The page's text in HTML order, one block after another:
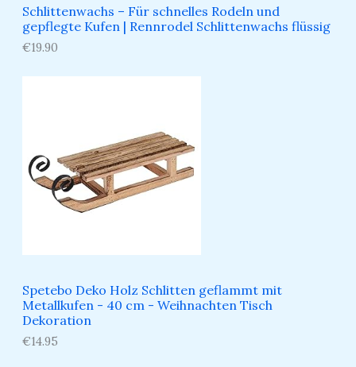
Schlittenwachs – Für schnelles Rodeln und
gepflegte Kufen​ | Rennrodel Schlittenwachs flüssig
€19.90
Spetebo Deko Holz Schlitten geflammt mit
Metallkufen - 40 cm - Weihnachten Tisch
Dekoration
€14.95